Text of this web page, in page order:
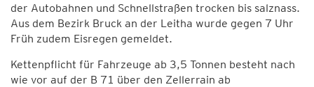
der Autobahnen und Schnellstraßen trocken bis salznass.
Aus dem Bezirk Bruck an der Leitha wurde gegen 7 Uhr
Früh zudem Eisregen gemeldet.
Kettenpflicht für Fahrzeuge ab 3,5 Tonnen besteht nach
wie vor auf der B 71 über den Zellerrain ab